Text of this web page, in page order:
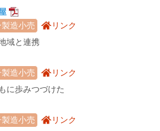
製造小売
リンク
域と連携
造小売
リンク
に歩みつづけた
造小売
リンク